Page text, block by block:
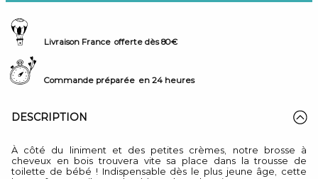
Livraison France offerte dès 80€
Commande préparée en 24 heures
DESCRIPTION
À côté du liniment et des petites crèmes, notre brosse à
cheveux en bois trouvera vite sa place dans la trousse de
toilette de bébé ! Indispensable dès le plus jeune âge, cette